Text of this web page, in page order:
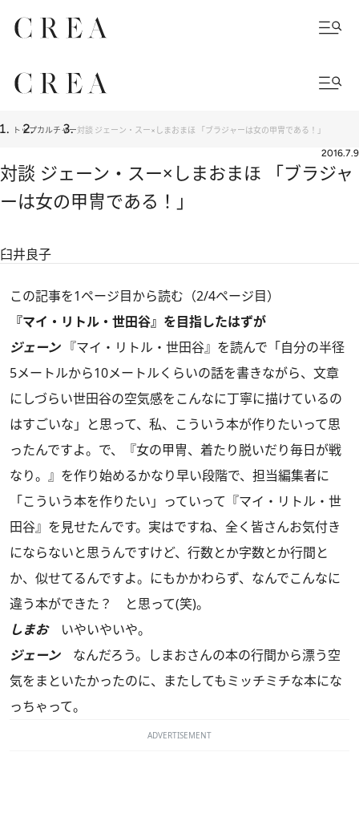
トップカルチャー対談 ジェーン・スー×しまおまほ 「ブラジャーは女の甲冑である！」
2016.7.9
対談 ジェーン・スー×しまおまほ 「ブラジャ
ーは女の甲冑である！」
臼井良子
この記事を1ページ目から読む（2/4ページ目）
『マイ・リトル・世田谷』を目指したはずが
ジェーン『マイ・リトル・世田谷』を読んで「自分の半径
5メートルから10メートルくらいの話を書きながら、文章
にしづらい世田谷の空気感をこんなに丁寧に描けているの
はすごいな」と思って、私、こういう本が作りたいって思
ったんですよ。で、『女の甲冑、着たり脱いだり毎日が戦
なり。』を作り始めるかなり早い段階で、担当編集者に
「こういう本を作りたい」っていって『マイ・リトル・世
田谷』を見せたんです。実はですね、全く皆さんお気付き
にならないと思うんですけど、行数とか字数とか行間と
か、似せてるんですよ。にもかかわらず、なんでこんなに
違う本ができた？ と思って(笑)。
しまおいやいやいや。
ジェーンなんだろう。しまおさんの本の行間から漂う空
気をまといたかったのに、またしてもミッチミチな本にな
っちゃって。
ADVERTISEMENT